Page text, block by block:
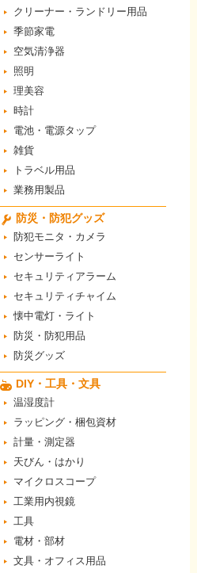
クリーナー・ランドリー用品
季節家電
空気清浄器
照明
理美容
時計
電池・電源タップ
雑貨
トラベル用品
業務用製品
防災・防犯グッズ
防犯モニタ・カメラ
センサーライト
セキュリティアラーム
セキュリティチャイム
懐中電灯・ライト
防災・防犯用品
防災グッズ
DIY・工具・文具
温湿度計
ラッピング・梱包資材
計量・測定器
天びん・はかり
マイクロスコープ
工業用内視鏡
工具
電材・部材
文具・オフィス用品